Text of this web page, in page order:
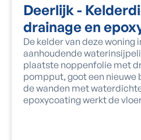
Deerlijk -
drainage en
De kelder van deze
aanhoudende
plaatste noppenfolie met
pompput, goot een
de wanden met
epoxycoating werkt de